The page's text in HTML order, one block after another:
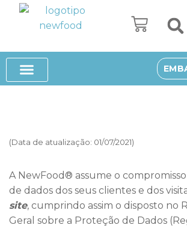
Avançar
conteúdo
(Data de atualização: 01/07/2021)
A NewFood® assume o
de dados dos seus clientes e dos
site, cumprindo assim o disposto no
Geral sobre a Proteção de Dados